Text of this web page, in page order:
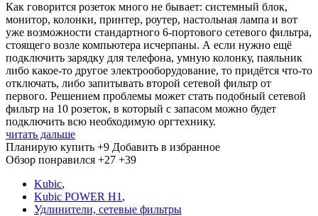
Как говорится розеток много не бывает: системный блок,
монитор, колонки, принтер, роутер, настольная лампа и вот
уже возможности стандартного 6-портового сетевого фильтра,
стоящего возле компьютера исчерпаны. А если нужно ещё
подключить зарядку для телефона, умную колонку, паяльник
либо какое-то другое электрооборудование, то придётся что-то
отключать, либо запитывать второй сетевой фильтр от
первого. Решением проблемы может стать подобный сетевой
фильтр на 10 розеток, в который с запасом можно будет
подключить всю необходимую оргтехнику.
читать дальше
Планирую купить +9 Добавить в избранное
Обзор понравился +27 +39
Kubic,
Kubic POWER H1 ,
Удлинители, сетевые фильтры